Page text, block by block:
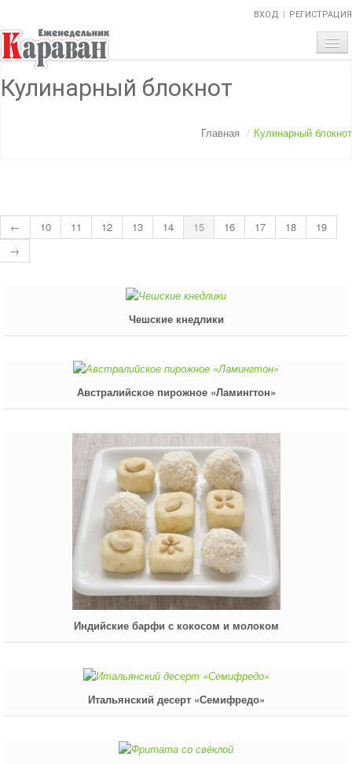
ВХОД РЕГИСТРАЦИЯ
ГЛАВНАЯ
ВОПРОСЫ-ОТВЕТЫ
Кулинарный блокнот
Главная / Кулинарный блокнот
← 10 11 12 13 14 15 16 17 18
19
→
Чешские кнедлики
Австралийское пирожное «Ламингтон»
Индийские барфи с кокосом и молоком
Итальянский десерт «Семифредо»